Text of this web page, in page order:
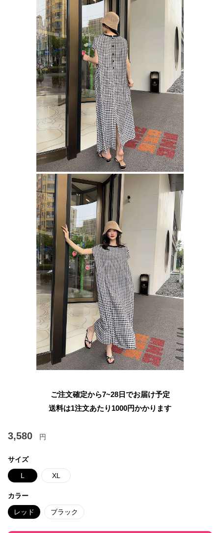
ご注文確定から7~28日でお届け予定
送料は1注文あたり 1000円かかります
3,580 円
サイズ
L XL
カラー
レッド ブラック